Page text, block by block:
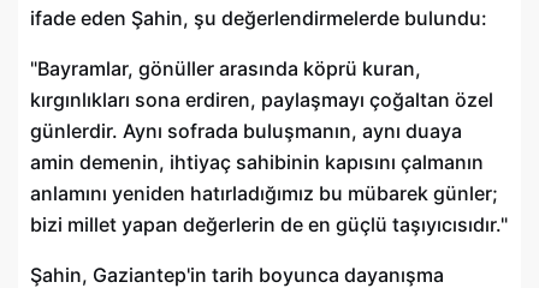
ifade eden Şahin, şu değerlendirmelerde bulundu:
"Bayramlar, gönüller arasında köprü kuran,
kırgınlıkları sona erdiren, paylaşmayı çoğaltan özel
günlerdir. Aynı sofrada buluşmanın, aynı duaya
amin demenin, ihtiyaç sahibinin kapısını çalmanın
anlamını yeniden hatırladığımız bu mübarek günler;
bizi millet yapan değerlerin de en güçlü taşıyıcısıdır."
Şahin, Gaziantep'in tarih boyunca dayanışma